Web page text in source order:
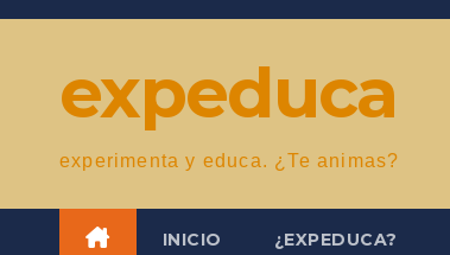
Saltar
contenidoexpeduca
experimenta y educa. ¿Te animas?
INICIO ¿EXPEDUCA?